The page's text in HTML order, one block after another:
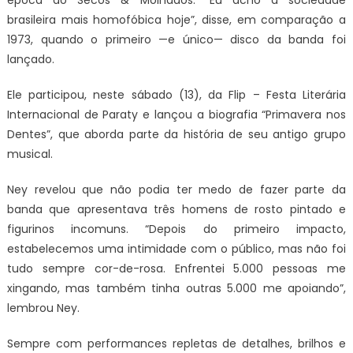
brasileira mais homofóbica hoje”, disse, em comparação a
1973, quando o primeiro —e único— disco da banda foi
lançado.
Ele participou, neste sábado (13), da Flip – Festa Literária
Internacional de Paraty e lançou a biografia “Primavera nos
Dentes”, que aborda parte da história de seu antigo grupo
musical.
Ney revelou que não podia ter medo de fazer parte da
banda que apresentava três homens de rosto pintado e
figurinos incomuns. “Depois do primeiro impacto,
estabelecemos uma intimidade com o público, mas não foi
tudo sempre cor-de-rosa. Enfrentei 5.000 pessoas me
xingando, mas também tinha outras 5.000 me apoiando”,
lembrou Ney.
Sempre com performances repletas de detalhes, brilhos e